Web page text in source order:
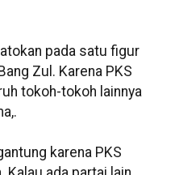
pada satu figur
Zul. Karena PKS
tokoh-tokoh lainnya
karena PKS